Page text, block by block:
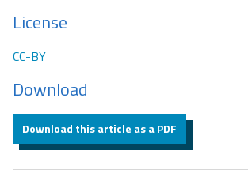
License
CC-BY
Download
Download this article as a PDF